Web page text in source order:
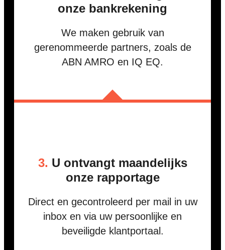
onze bankrekening
We maken gebruik van
gerenommeerde partners, zoals de
ABN AMRO en IQ EQ.
3. U ontvangt maandelijks
onze rapportage
Direct en gecontroleerd per mail in uw
inbox en via uw persoonlijke en
beveiligde klantportaal.